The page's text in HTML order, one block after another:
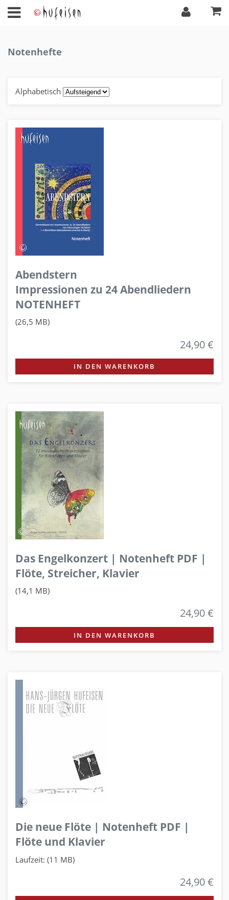
Notenhefte
Alphabetisch
Abendstern
Impressionen zu 24 Abendliedern
NOTENHEFT
(26,5 MB)
24,90 €
IN DEN WARENKORB
Das Engelkonzert | Notenheft PDF |
Flöte, Streicher, Klavier
(14,1 MB)
24,90 €
IN DEN WARENKORB
Die neue Flöte | Notenheft PDF |
Flöte und Klavier
Laufzeit: (11 MB)
24,90 €